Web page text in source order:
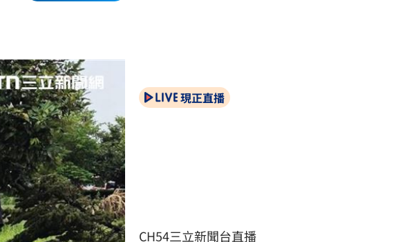
現正直播
CH54三立新聞台直播